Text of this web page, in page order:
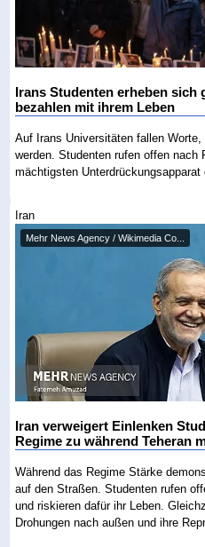
Irans Studenten erheben sich
bezahlen mit ihrem Leben
Auf Irans Universitäten fallen
werden. Studenten rufen offen nach
mächtigsten Unterdrückungsapparat
Iran
Mehr News Agency / Wikimedia Co...
Iran verweigert Einlenken
Regime zu während Teheran
Während das Regime Stärke
auf den Straßen. Studenten rufen
und riskieren dafür ihr Leben.
Drohungen nach außen und ihre